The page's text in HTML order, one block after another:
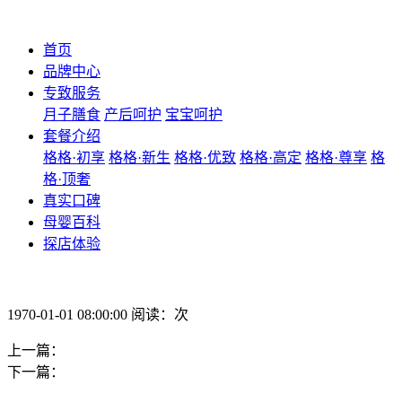
首页
品牌中心
专致服务
月子膳食 产后呵护 宝宝呵护
套餐介绍
格格·初享 格格·新生 格格·优致 格格·高定 格格·尊享 格
格·顶奢
真实口碑
母婴百科
探店体验
1970-01-01 08:00:00 阅读：次
上一篇：
下一篇：